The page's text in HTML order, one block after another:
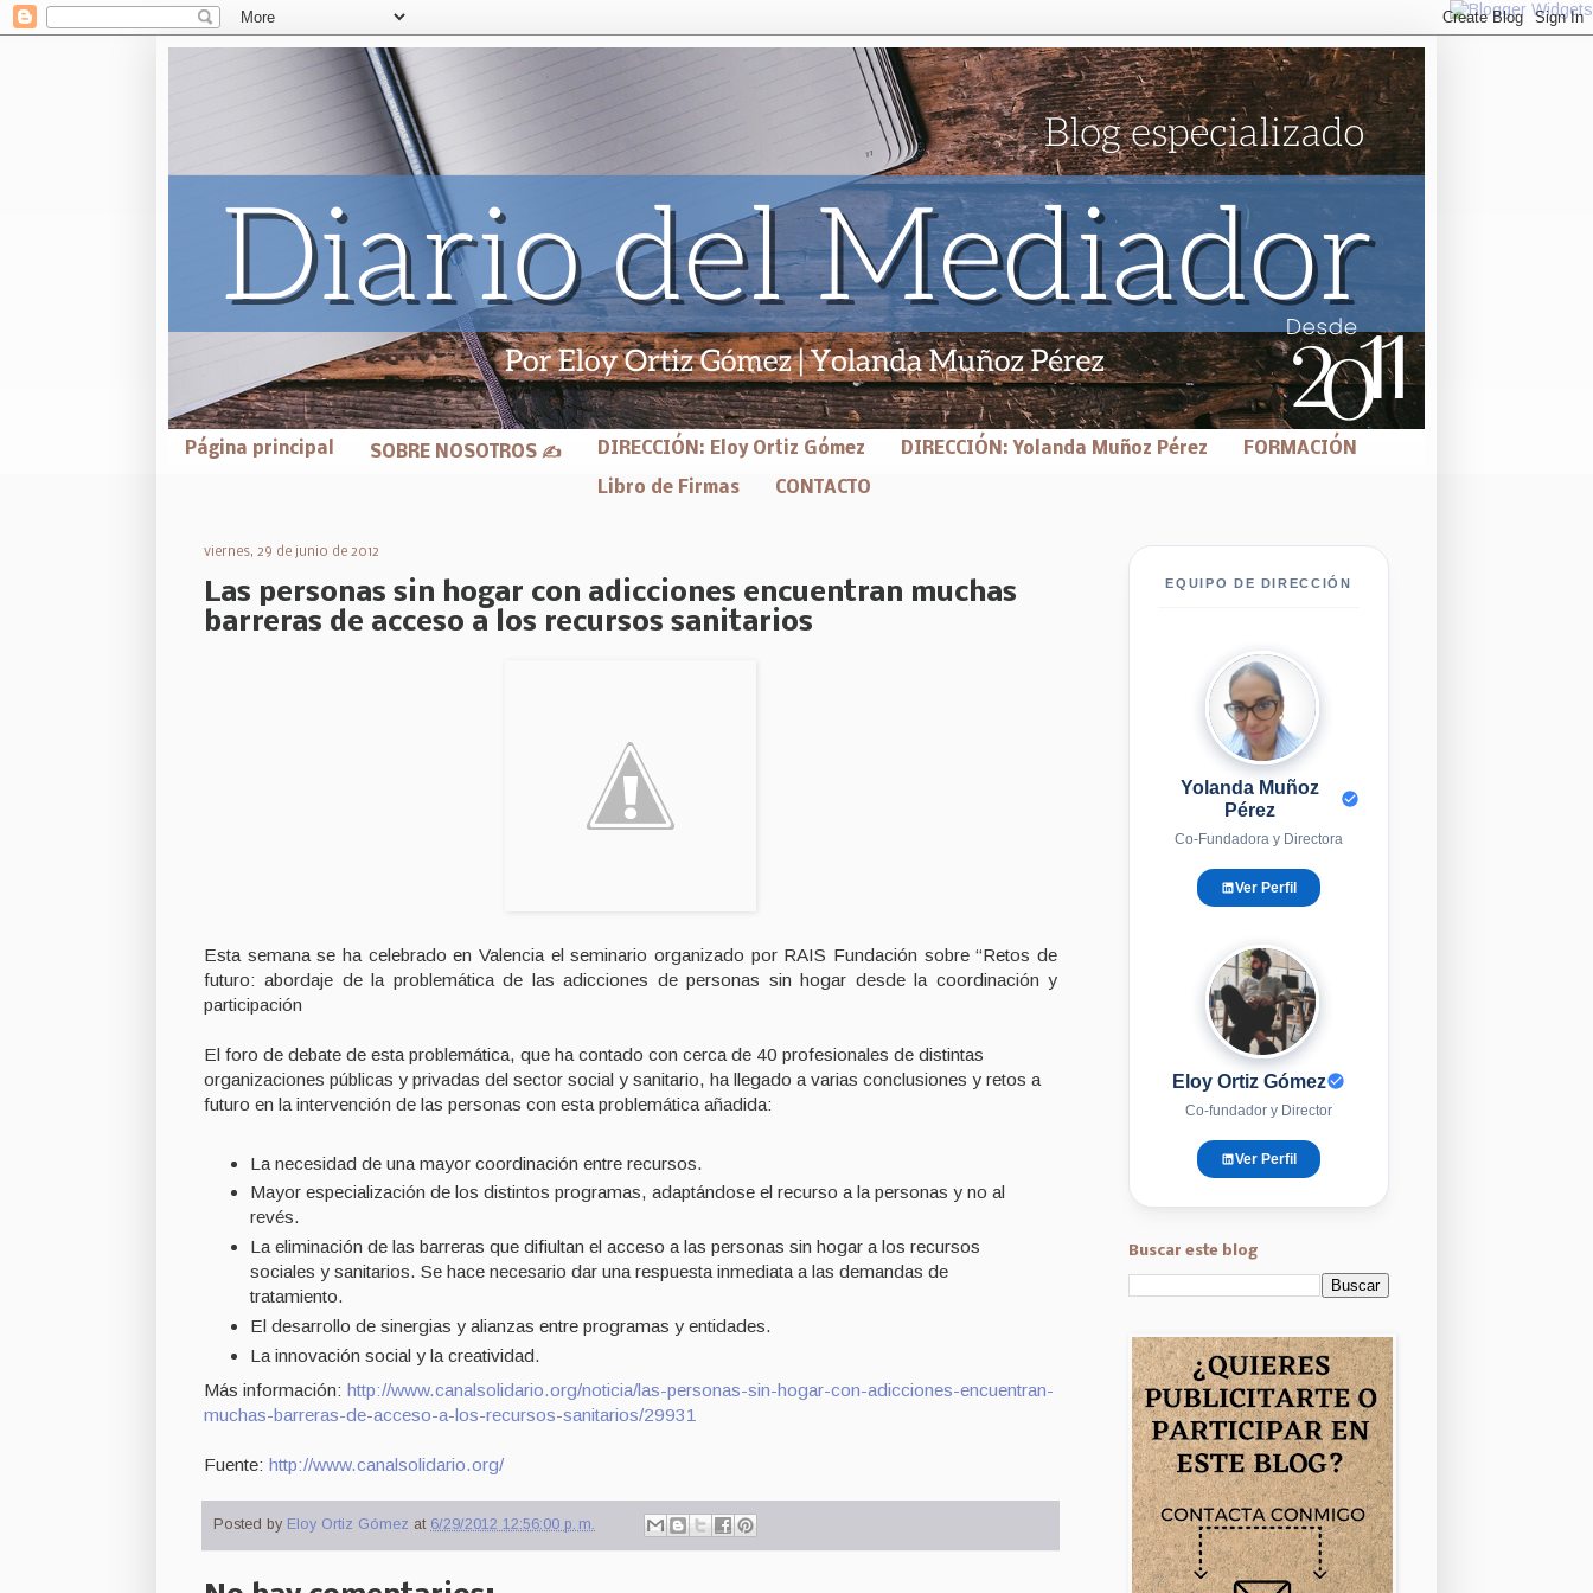
Página principal SOBRE NOSOTROS ✍ DIRECCIÓN: Eloy Ortiz Gómez DIRECCIÓN: Yolanda Muñoz Pérez FORMACIÓN
Libro de Firmas CONTACTO
viernes, 29 de junio de 2012
Las personas sin hogar con adicciones encuentran muchas
barreras de acceso a los recursos sanitarios
Esta semana se ha celebrado en Valencia el seminario organizado por RAIS Fundación sobre “Retos de
futuro: abordaje de la problemática de las adicciones de personas sin hogar desde la coordinación y
participación
El foro de debate de esta problemática, que ha contado con cerca de 40 profesionales de distintas
organizaciones públicas y privadas del sector social y sanitario, ha llegado a varias conclusiones y retos a
futuro en la intervención de las personas con esta problemática añadida:
La necesidad de una mayor coordinación entre recursos.
Mayor especialización de los distintos programas, adaptándose el recurso a la personas y no al
revés.
La eliminación de las barreras que difiultan el acceso a las personas sin hogar a los recursos
sociales y sanitarios. Se hace necesario dar una respuesta inmediata a las demandas de
tratamiento.
El desarrollo de sinergias y alianzas entre programas y entidades.
La innovación social y la creatividad.
Más información: http://www.canalsolidario.org/noticia/las-personas-sin-hogar-con-adicciones-encuentran-
muchas-barreras-de-acceso-a-los-recursos-sanitarios/29931
Fuente: http://www.canalsolidario.org/
Posted by Eloy Ortiz Gómez at 6/29/2012 12:56:00 p. m.
EQUIPO DE DIRECCIÓN
YM
Yolanda Muñoz
Pérez
Co-Fundadora y Directora
Ver Perfil
EG
Eloy Ortiz Gómez
Co-fundador y Director
Ver Perfil
Buscar este blog